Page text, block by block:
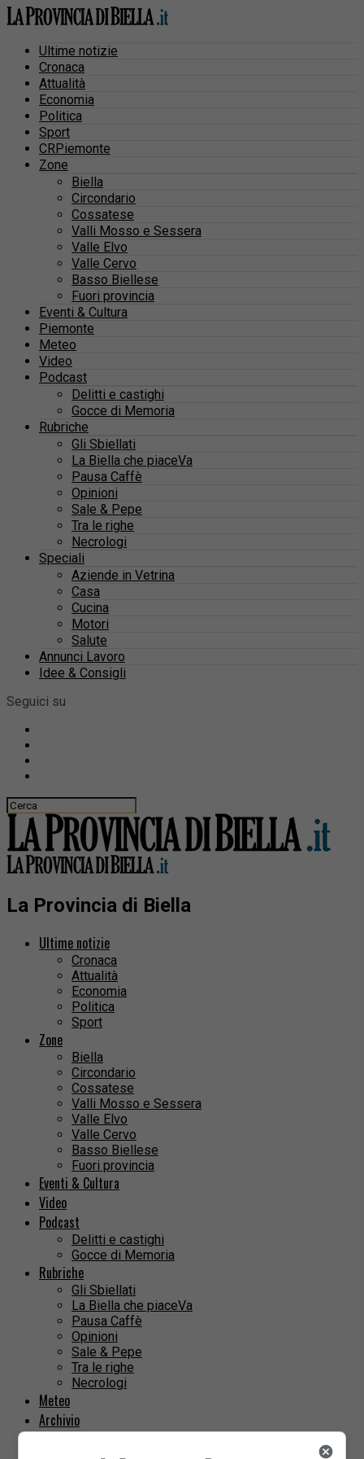
Ultime notizie
Cronaca
Attualità
Economia
Politica
Sport
CRPiemonte
Zone
Biella
Circondario
Cossatese
Valli Mosso e Sessera
Valle Elvo
Valle Cervo
Basso Biellese
Fuori provincia
Eventi & Cultura
Piemonte
Meteo
Video
Podcast
Delitti e castighi
Gocce di Memoria
Rubriche
Gli Sbiellati
La Biella che piaceVa
Pausa Caffè
Opinioni
Sale & Pepe
Tra le righe
Necrologi
Speciali
Aziende in Vetrina
Casa
Cucina
Motori
Salute
Annunci Lavoro
Idee & Consigli
Seguici su
La Provincia di Biella
Ultime notizie
Cronaca
Attualità
Economia
Politica
Sport
Zone
Biella
Circondario
Cossatese
Valli Mosso e Sessera
Valle Elvo
Valle Cervo
Basso Biellese
Fuori provincia
Eventi & Cultura
Video
Podcast
Delitti e castighi
Gocce di Memoria
Rubriche
Gli Sbiellati
La Biella che piaceVa
Pausa Caffè
Opinioni
Sale & Pepe
Tra le righe
Necrologi
Meteo
Archivio
Anno 2025